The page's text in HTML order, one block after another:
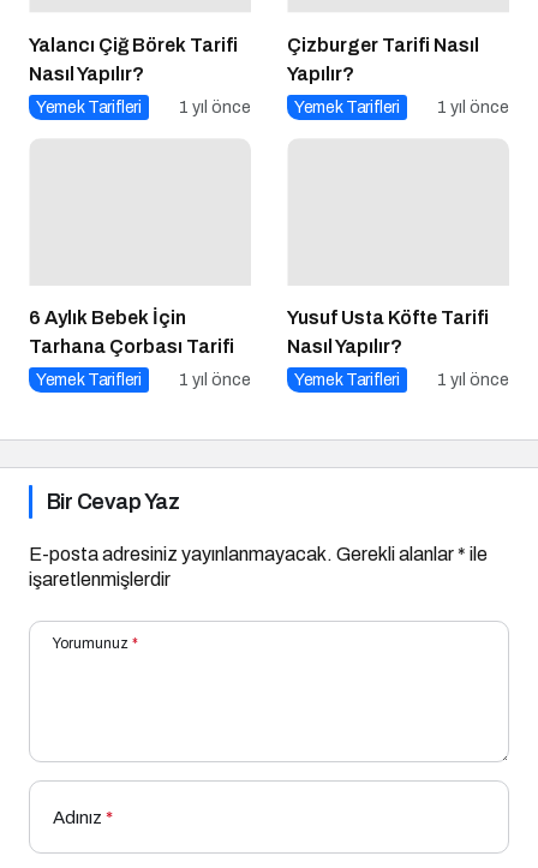
Yalancı Çiğ Börek Tarifi
Nasıl Yapılır?
Yemek Tarifleri 1 yıl önce
Çizburger Tarifi Nasıl
Yapılır?
Yemek Tarifleri 1 yıl önce
Bir Cevap Yaz
E-posta adresiniz yayınlanmayacak.Gerekli alanlar*ile
işaretlenmişlerdir